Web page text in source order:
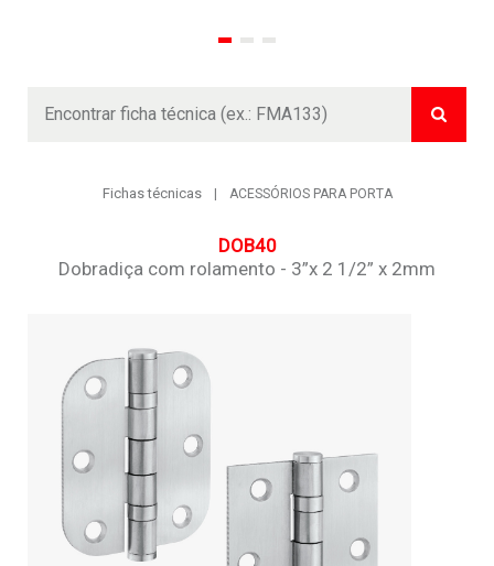
Buscar
Fichas técnicas ACESSÓRIOS PARA PORTA
DOB40
Dobradiça com rolamento - 3”x 2 1/2” x 2mm